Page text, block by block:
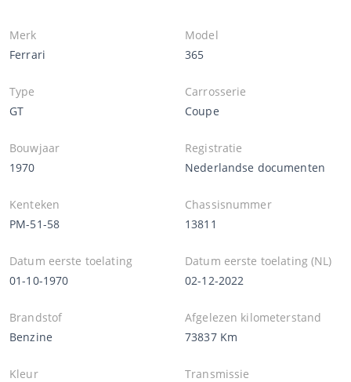
Merk
Ferrari
Model
365
Type
GT
Carrosserie
Coupe
Bouwjaar
1970
Registratie
Nederlandse documenten
Kenteken
PM-51-58
Chassisnummer
13811
Datum eerste toelating
01-10-1970
Datum eerste toelating (NL)
02-12-2022
Brandstof
Benzine
Afgelezen kilometerstand
73837 Km
Kleur
Transmissie